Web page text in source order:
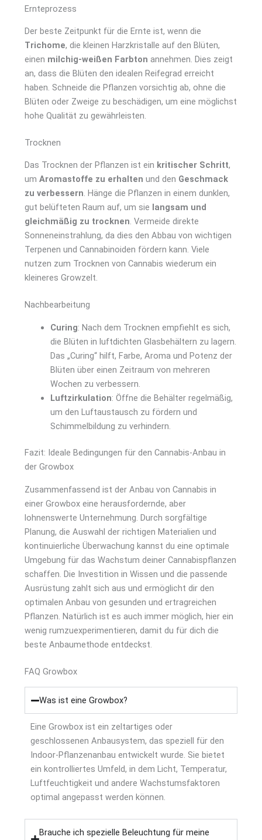
Ernteprozess
Der beste Zeitpunkt für die Ernte ist, wenn die
Trichome, die kleinen Harzkristalle auf den Blüten,
einen milchig-weißen Farbton annehmen. Dies zeigt
an, dass die Blüten den idealen Reifegrad erreicht
haben. Schneide die Pflanzen vorsichtig ab, ohne die
Blüten oder Zweige zu beschädigen, um eine möglichst
hohe Qualität zu gewährleisten.
Trocknen
Das Trocknen der Pflanzen ist ein kritischer Schritt,
umAromastoffe zu erhalten und den Geschmack
zu verbessern. Hänge die Pflanzen in einem dunklen,
gut belüfteten Raum auf, um sie langsam und
gleichmäßig zu trocknen. Vermeide direkte
Sonneneinstrahlung, da dies den Abbau von wichtigen
Terpenen und Cannabinoiden fördern kann. Viele
nutzen zum Trocknen von Cannabis wiederum ein
kleineres Growzelt.
Nachbearbeitung
Curing: Nach dem Trocknen empfiehlt es sich,
die Blüten in luftdichten Glasbehältern zu lagern.
Das „Curing“ hilft, Farbe, Aroma und Potenz der
Blüten über einen Zeitraum von mehreren
Wochen zu verbessern.
Luftzirkulation: Öffne die Behälter regelmäßig,
um den Luftaustausch zu fördern und
Schimmelbildung zu verhindern.
Fazit: Ideale Bedingungen für den Cannabis-Anbau in
der Growbox
Zusammenfassend ist der Anbau von Cannabis in
einer Growbox eine herausfordernde, aber
lohnenswerte Unternehmung. Durch sorgfältige
Planung, die Auswahl der richtigen Materialien und
kontinuierliche Überwachung kannst du eine optimale
Umgebung für das Wachstum deiner Cannabispflanzen
schaffen. Die Investition in Wissen und die passende
Ausrüstung zahlt sich aus und ermöglicht dir den
optimalen Anbau von gesunden und ertragreichen
Pflanzen. Natürlich ist es auch immer möglich, hier ein
wenig rumzuexperimentieren, damit du für dich die
beste Anbaumethode entdeckst.
FAQ Growbox
Was ist eine Growbox?
Eine Growbox ist ein zeltartiges oder
geschlossenen Anbausystem, das speziell für den
Indoor-Pflanzenanbau entwickelt wurde. Sie bietet
ein kontrolliertes Umfeld, in dem Licht, Temperatur,
Luftfeuchtigkeit und andere Wachstumsfaktoren
optimal angepasst werden können.
Brauche ich spezielle Beleuchtung für meine